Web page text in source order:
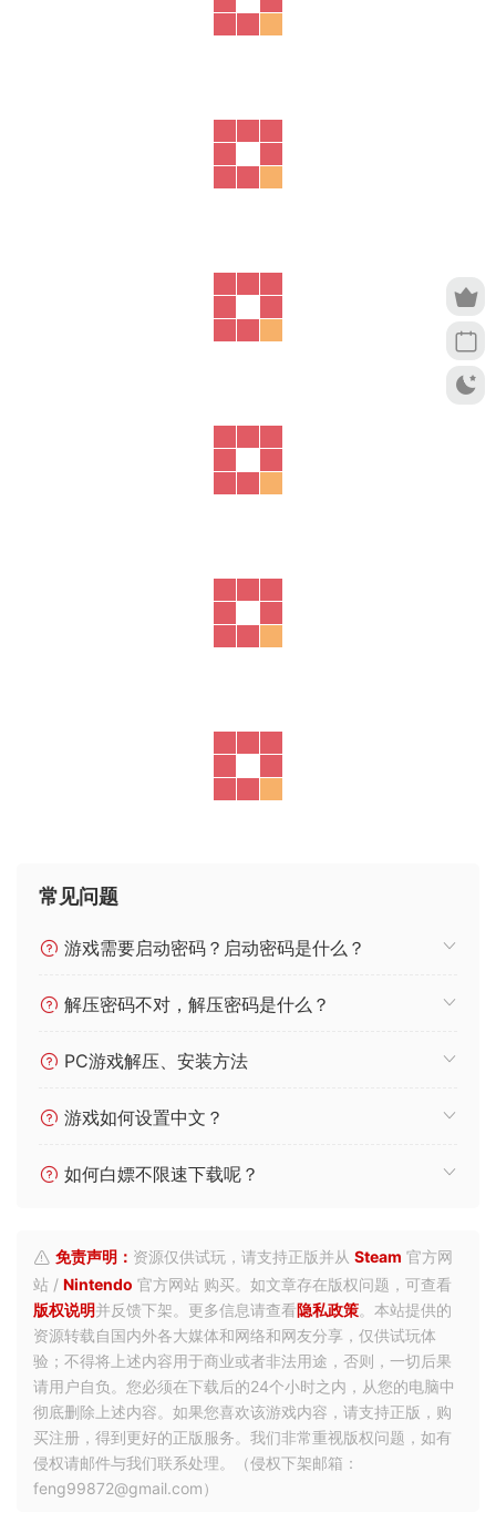
常见问题
游戏需要启动密码？启动密码是什么？
解压密码不对，解压密码是什么？
PC游戏解压、安装方法
游戏如何设置中文？
如何白嫖不限速下载呢？
免责声明： 资源仅供试玩，请支持正版并从 Steam 官方网
站 / Nintendo 官方网站 购买。如文章存在版权问题，可查看
版权说明并反馈下架。更多信息请查看隐私政策。本站提供的
资源转载自国内外各大媒体和网络和网友分享，仅供试玩体
验；不得将上述内容用于商业或者非法用途，否则，一切后果
请用户自负。您必须在下载后的24个小时之内，从您的电脑中
彻底删除上述内容。如果您喜欢该游戏内容，请支持正版，购
买注册，得到更好的正版服务。我们非常重视版权问题，如有
侵权请邮件与我们联系处理。（侵权下架邮箱：
feng99872@gmail.com）